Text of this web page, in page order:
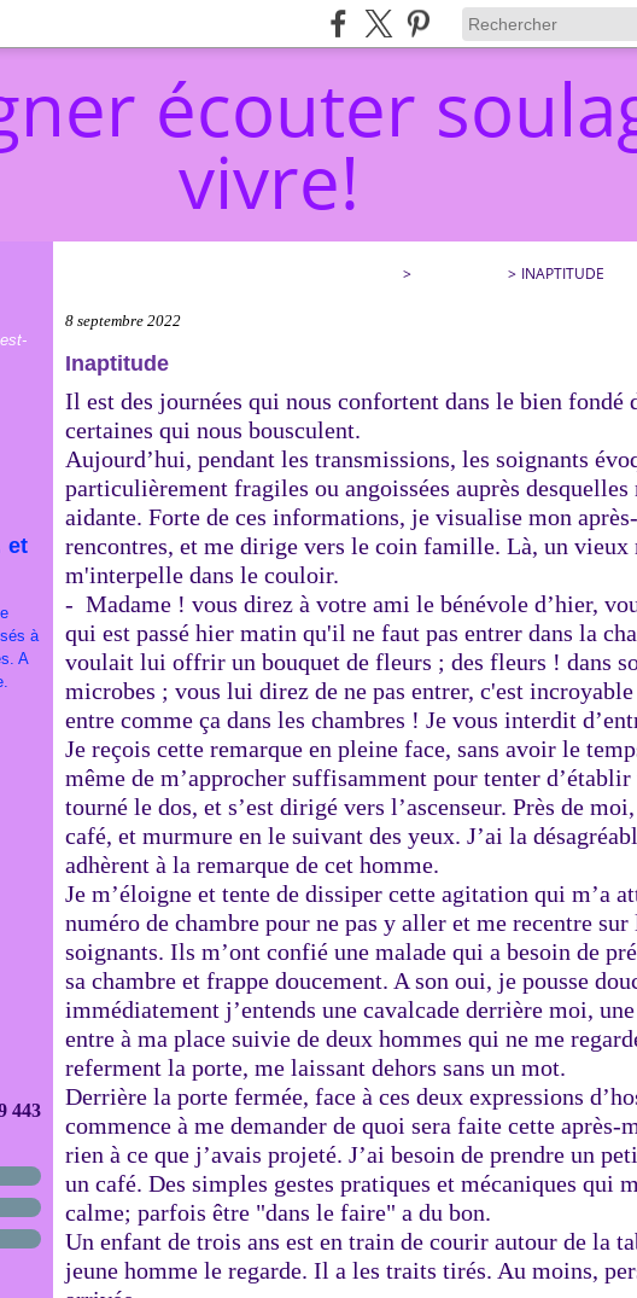
écouter
vivre!
et
à
A
443
> > INAPTITUDE
8 septembre 2022
Inaptitude
Il est des journées qui nous confortent dans le bien fondé
certaines qui nous bousculent.
Aujourd’hui, pendant les transmissions, les soignants
particulièrement fragiles ou angoissées auprès
aidante. Forte de ces informations, je visualise mon
rencontres, et me dirige vers le coin famille. Là, un vieux
m'interpelle dans le couloir.
- Madame ! vous direz à votre ami le bénévole d’hier,
qui est passé hier matin qu'il ne faut pas entrer dans la
voulait lui offrir un bouquet de fleurs ; des fleurs ! dans
microbes ; vous lui direz de ne pas entrer, c'est
entre comme ça dans les chambres ! Je vous interdit
Je reçois cette remarque en pleine face, sans avoir le
même de m’approcher suffisamment pour tenter
tourné le dos, et s’est dirigé vers l’ascenseur. Près de
café, et murmure en le suivant des yeux. J’ai la
adhèrent à la remarque de cet homme.
Je m’éloigne et tente de dissiper cette agitation qui m’a
numéro de chambre pour ne pas y aller et me recentre sur
soignants. Ils m’ont confié une malade qui a besoin de
sa chambre et frappe doucement. A son oui, je pousse
immédiatement j’entends une cavalcade derrière moi,
entre à ma place suivie de deux hommes qui ne me
referment la porte, me laissant dehors sans un mot.
Derrière la porte fermée, face à ces deux expressions
commence à me demander de quoi sera faite cette après-
rien à ce que j’avais projeté. J’ai besoin de prendre un
un café. Des simples gestes pratiques et mécaniques qui
calme; parfois être "dans le faire" a du bon.
Un enfant de trois ans est en train de courir autour de la
jeune homme le regarde. Il a les traits tirés. Au moins,